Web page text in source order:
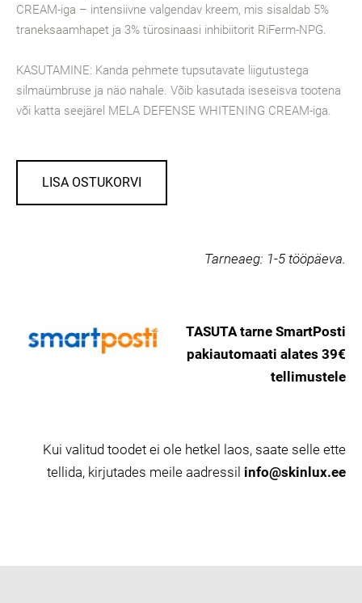
CREAM-iga – intensiivne valgendav kreem, mis sisaldab 5%
traneksaamhapet ja 3% türosinaasi inhibiitorit RiFerm-NPG.
KASUTAMINE: Kanda pehmete tupsutavate liigutustega
silmaümbruse ja näo nahale. Võib kasutada iseseisva tootena
või katta seejärel MELA DEFENSE WHITENING CREAM-iga.
LISA OSTUKORVI
Tarneaeg: 1-5 tööpäeva.
TASUTA tarne SmartPosti
pakiautomaati alates 39€
tellimustele
Kui valitud toodet ei ole hetkel laos, saate selle ette
tellida, kirjutades meile aadressil info@skinlux.ee